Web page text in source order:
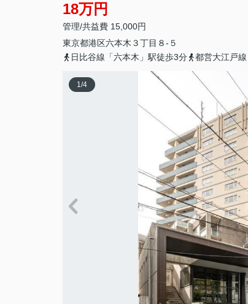
18万円
管理/共益費 15,000円
東京都港区六本木 ３丁目８-５
日比谷線「六本木」駅徒歩3分
都営大江戸
1/4